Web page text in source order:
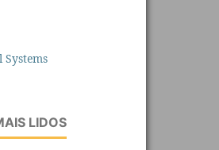
Systems
LIDOS